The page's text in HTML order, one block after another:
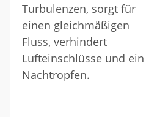
Turbulenzen, sorgt für
einen gleichmäßigen
Fluss, verhindert
Lufteinschlüsse und ein
Nachtropfen.